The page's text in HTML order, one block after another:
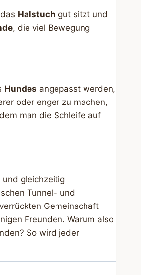
Halstuch gut sitzt und
, die viel Bewegung
Hundes angepasst werden,
oder enger zu machen,
man die Schleife auf
gleichzeitig
Tunnel- und
Gemeinschaft
Freunden. Warum also
So wird jeder